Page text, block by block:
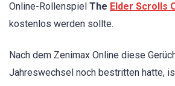
Online-Rollenspiel The Elder Scrolls
kostenlos werden sollte.
Nach dem Zenimax Online diese
Jahreswechsel noch bestritten hatte,